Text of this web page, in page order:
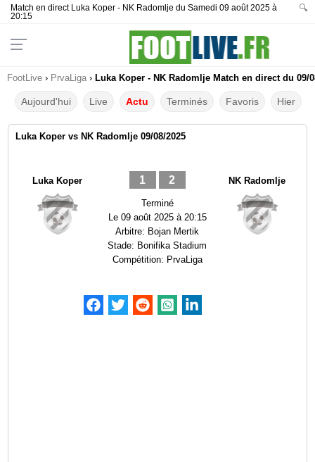
Match en direct Luka Koper - NK Radomlje du Samedi 09 août 2025 à
20:15
🔍
FootLive › PrvaLiga › Luka Koper - NK Radomlje Match en direct du 09/
Aujourd'hui Live Actu Terminés Favoris Hier
Luka Koper vs NK Radomlje 09/08/2025
Luka Koper 1 2
Terminé
Le 09 août 2025 à 20:15
Arbitre: Bojan Mertik
Stade: Bonifika Stadium
Compétition: PrvaLiga
NK Radomlje